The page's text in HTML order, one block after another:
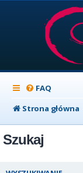
FAQ
Strona główna
Szukaj